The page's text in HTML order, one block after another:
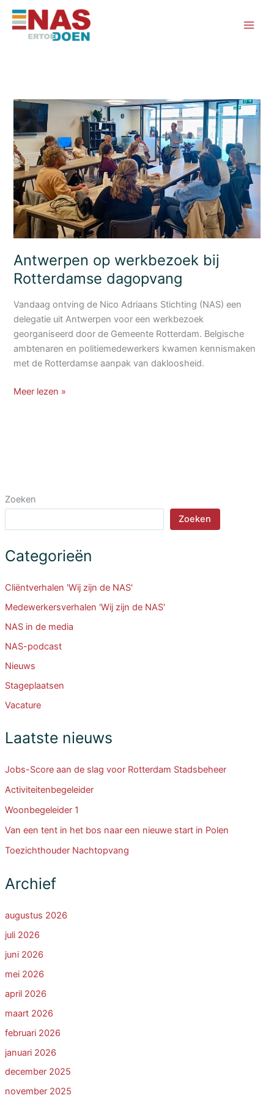
naar
Zoeken
Zoeken
Categorieën
Cliëntverhalen 'Wij zijn de NAS'
Medewerkersverhalen 'Wij zijn de NAS'
NAS in de media
NAS-podcast
Nieuws
Stageplaatsen
Vacature
Laatste nieuws
Jobs-Score aan de slag voor Rotterdam Stadsbeheer
Activiteitenbegeleider
Woonbegeleider 1
Van een tent in het bos naar een nieuwe start in Polen
Toezichthouder Nachtopvang
Archief
augustus 2026
juli 2026
juni 2026
mei 2026
april 2026
maart 2026
februari 2026
januari 2026
december 2025
november 2025
Antwerpen op werkbezoek bij
Rotterdamse dagopvang
Vandaag ontving de Nico Adriaans Stichting (NAS) een
delegatie uit Antwerpen voor een werkbezoek
georganiseerd door de Gemeente Rotterdam. Belgische
ambtenaren en politiemedewerkers kwamen kennismaken
met de Rotterdamse aanpak van dakloosheid.
Antwerpen
Meer lezen »